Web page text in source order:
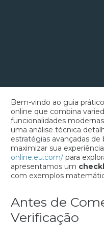
Bem-vindo ao guia
online que combina
funcionalidades
uma análise técnica
estratégias avançadas de
maximizar sua
online.eu.com/ para
apresentamos um
com exemplos
Antes de
Verificação